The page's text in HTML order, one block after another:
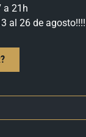
a 21h
al 26 de agosto!!!!